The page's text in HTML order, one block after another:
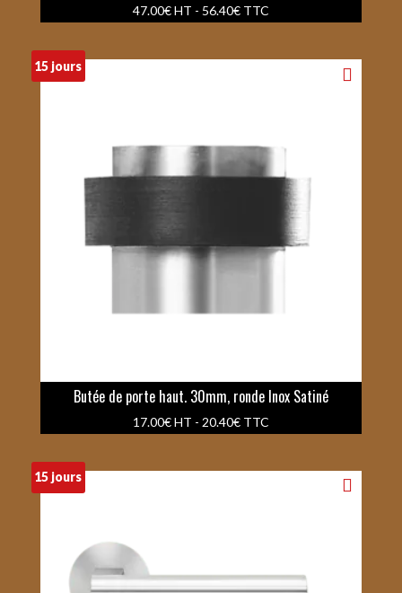
47.00€HT - 56.40€TTC
15 jours
Butée de porte haut. 30mm, ronde Inox Satiné
17.00€HT - 20.40€TTC
15 jours